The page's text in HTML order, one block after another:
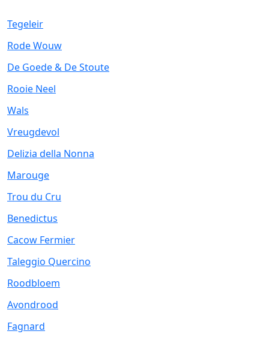
Tegeleir
Rode Wouw
De Goede & De Stoute
Rooie Neel
Wals
Vreugdevol
Delizia della Nonna
Marouge
Trou du Cru
Benedictus
Cacow Fermier
Taleggio Quercino
Roodbloem
Avondrood
Fagnard